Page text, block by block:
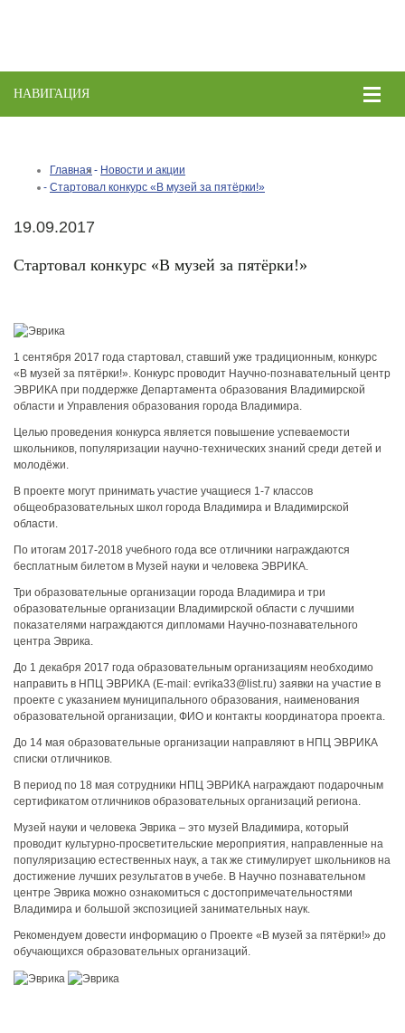
Toggle
НАВИГАЦИЯ
Главная
Новости и акции
Стартовал конкурс «В музей за пятёрки!»
19.09.2017
Стартовал конкурс «В музей за пятёрки!»
1 сентября 2017 года стартовал, ставший уже традиционным, конкурс
«В музей за пятёрки!». Конкурс проводит Научно-познавательный центр
ЭВРИКА при поддержке Департамента образования Владимирской
области и Управления образования города Владимира.
Целью проведения конкурса является повышение успеваемости
школьников, популяризации научно-технических знаний среди детей и
молодёжи.
В проекте могут принимать участие учащиеся 1-7 классов
общеобразовательных школ города Владимира и Владимирской
области.
По итогам 2017-2018 учебного года все отличники награждаются
бесплатным билетом в Музей науки и человека ЭВРИКА.
Три образовательные организации города Владимира и три
образовательные организации Владимирской области с лучшими
показателями награждаются дипломами Научно-познавательного
центра Эврика.
До 1 декабря 2017 года образовательным организациям необходимо
направить в НПЦ ЭВРИКА (E-mail: evrika33@list.ru) заявки на участие в
проекте с указанием муниципального образования, наименования
образовательной организации, ФИО и контакты координатора проекта.
До 14 мая образовательные организации направляют в НПЦ ЭВРИКА
списки отличников.
В период по 18 мая сотрудники НПЦ ЭВРИКА награждают подарочным
сертификатом отличников образовательных организаций региона.
Музей науки и человека Эврика – это музей Владимира, который
проводит культурно-просветительские мероприятия, направленные на
популяризацию естественных наук, а так же стимулирует школьников на
достижение лучших результатов в учебе. В Научно познавательном
центре Эврика можно ознакомиться с достопримечательностями
Владимира и большой экспозицией занимательных наук.
Рекомендуем довести информацию о Проекте «В музей за пятёрки!» до
обучающихся образовательных организаций.